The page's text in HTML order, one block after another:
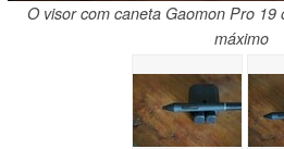
O visor com caneta Gaomon Pro 19
máximo